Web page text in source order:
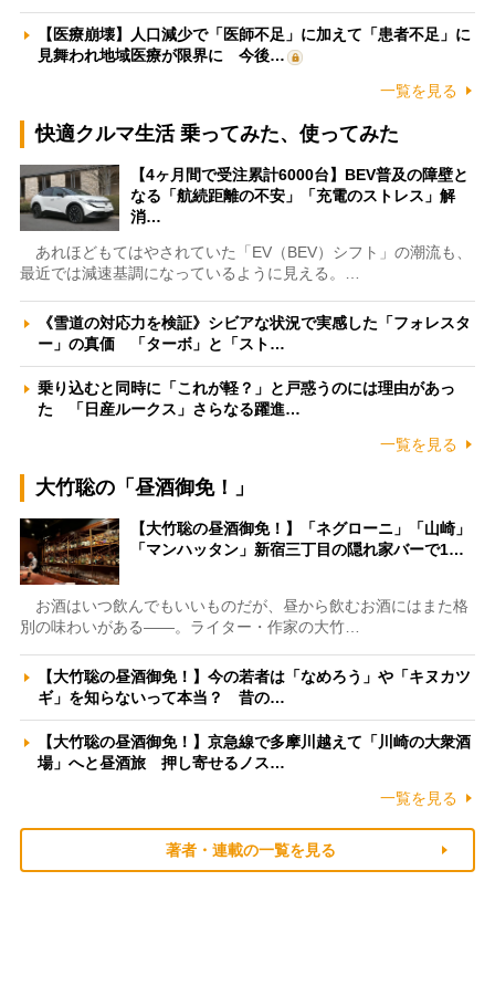
【医療崩壊】人口減少で「医師不足」に加えて「患者不足」に
見舞われ地域医療が限界に 今後…
一覧を見る
快適クルマ生活 乗ってみた、使ってみた
【4ヶ月間で受注累計6000台】BEV普及の障壁と
なる「航続距離の不安」「充電のストレス」解
消…
あれほどもてはやされていた「EV（BEV）シフト」の潮流も、
最近では減速基調になっているように見える。…
《雪道の対応力を検証》シビアな状況で実感した「フォレスタ
ー」の真価 「ターボ」と「スト…
乗り込むと同時に「これが軽？」と戸惑うのには理由があっ
た 「日産ルークス」さらなる躍進…
一覧を見る
大竹聡の「昼酒御免！」
【大竹聡の昼酒御免！】「ネグローニ」「山崎」
「マンハッタン」新宿三丁目の隠れ家バーで1…
お酒はいつ飲んでもいいものだが、昼から飲むお酒にはまた格
別の味わいがある――。ライター・作家の大竹…
【大竹聡の昼酒御免！】今の若者は「なめろう」や「キヌカツ
ギ」を知らないって本当？ 昔の…
【大竹聡の昼酒御免！】京急線で多摩川越えて「川崎の大衆酒
場」へと昼酒旅 押し寄せるノス…
一覧を見る
著者・連載の一覧を見る